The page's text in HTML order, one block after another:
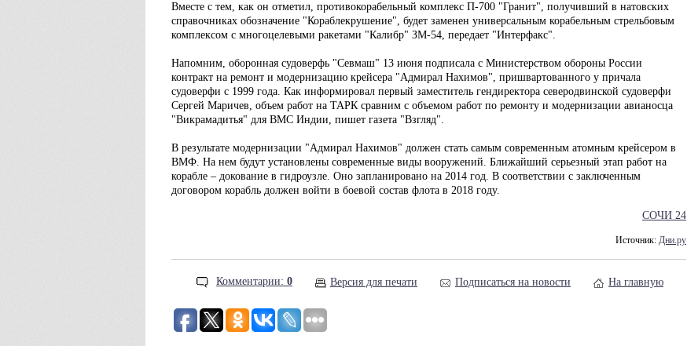
Вместе с тем, как он отметил, противокорабельный комплекс П-700 "Гранит", получивший в натовских
справочниках обозначение "Кораблекрушение", будет заменен универсальным корабельным стрельбовым
комплексом с многоцелевыми ракетами "Калибр" ЗМ-54, передает "Интерфакс".
Напомним, оборонная судоверфь "Севмаш" 13 июня подписала с Министерством обороны России
контракт на ремонт и модернизацию крейсера "Адмирал Нахимов", пришвартованного у причала
судоверфи с 1999 года. Как информировал первый заместитель гендиректора северодвинской судоверфи
Сергей Маричев, объем работ на ТАРК сравним с объемом работ по ремонту и модернизации авианосца
"Викрамадитья" для ВМС Индии, пишет газета "Взгляд".
В результате модернизации "Адмирал Нахимов" должен стать самым современным атомным крейсером в
ВМФ. На нем будут установлены современные виды вооружений. Ближайший серьезный этап работ на
корабле – докование в гидроузле. Оно запланировано на 2014 год. В соответствии с заключенным
договором корабль должен войти в боевой состав флота в 2018 году.
СОЧИ 24
Источник: Дни.ру
Комментарии: 0 Версия для печати Подписаться на новости На главную